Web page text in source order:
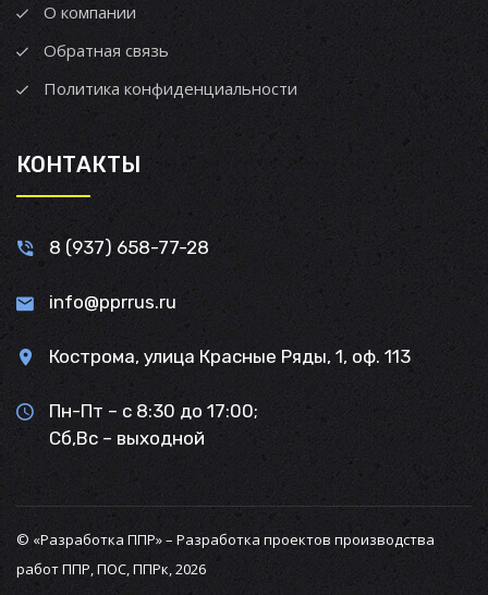
О компании
Обратная связь
Политика конфиденциальности
КОНТАКТЫ
8 (937) 658-77-28
info@pprrus.ru
Кострома, улица Красные Ряды, 1, оф. 113
Пн-Пт – с 8:30 до 17:00;
Сб,Вс – выходной
© «Разработка ППР» – Разработка проектов производства
работ ППР, ПОС, ППРк, 2026